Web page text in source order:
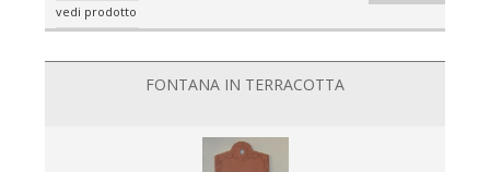
vedi prodotto
FONTANA IN TERRACOTTA